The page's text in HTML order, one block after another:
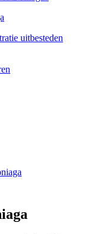
uitbesteden